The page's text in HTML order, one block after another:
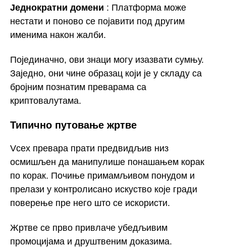
Једнократни домени : Платформа може
нестати и поново се појавити под другим
именима након жалби.
Појединачно, ови знаци могу изазвати сумњу.
Заједно, они чине образац који је у складу са
бројним познатим преварама са
криптовалутама.
Типично путовање жртве
Vcex превара прати предвидљив низ
осмишљен да манипулише понашањем корак
по корак. Почиње примамљивом понудом и
прелази у контролисано искуство које гради
поверење пре него што се искористи.
Жртве се прво привлаче убедљивим
промоцијама и друштвеним доказима.